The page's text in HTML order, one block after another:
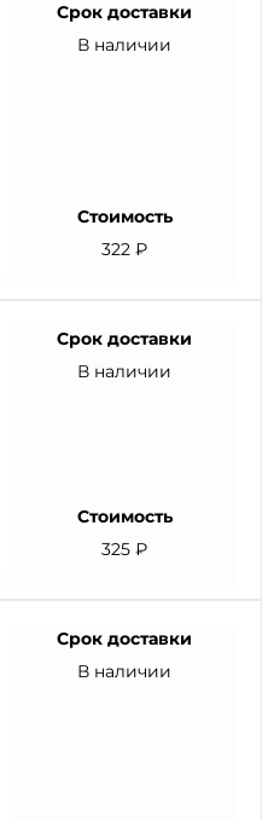
Срок доставки
В наличии
Стоимость
322 ₽
Срок доставки
В наличии
Стоимость
325 ₽
Срок доставки
В наличии